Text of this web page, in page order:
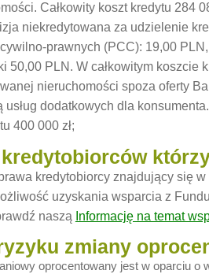
Całkowity koszt kredytu 284
niekredytowana za udzielenie
prawnych (PCC): 19,00
50,00 PLN. W całkowitym
nieruchomości spoza oferty
dodatkowych dla
400 000 zł;
kredytobiorcy znajdujący się
uzyskania wsparcia z
naszą Informację na temat
zmiany
oprocentowany jest w oparciu